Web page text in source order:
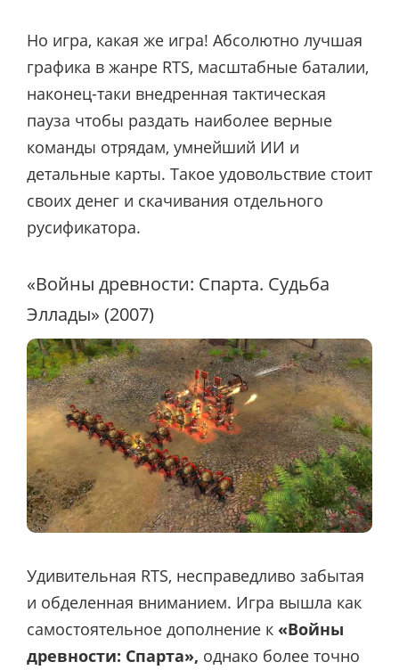
Но игра, какая же игра! Абсолютно лучшая
графика в жанре RTS, масштабные баталии,
наконец-таки внедренная тактическая
пауза чтобы раздать наиболее верные
команды отрядам, умнейший ИИ и
детальные карты. Такое удовольствие стоит
своих денег и скачивания отдельного
русификатора.
«Войны древности: Спарта. Судьба
Эллады» (2007)
Удивительная RTS, несправедливо забытая
и обделенная вниманием. Игра вышла как
самостоятельное дополнение к «Войны
древности: Спарта», однако более точно